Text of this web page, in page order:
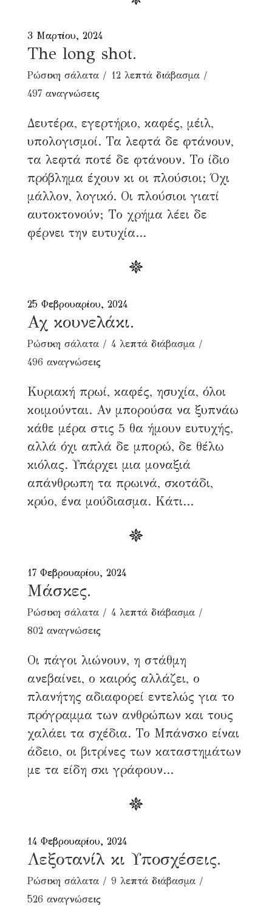
3 Μαρτίου, 2024
The long shot.
Ρώσικη σάλατα
12 λεπτά διάβασμα
497 αναγνώσεις
Δευτέρα, εγερτήριο, καφές, μέιλ,
υπολογισμοί. Τα λεφτά δε φτάνουν,
τα λεφτά ποτέ δε φτάνουν. Το ίδιο
πρόβλημα έχουν κι οι πλούσιοι; Όχι
μάλλον, λογικό. Οι πλούσιοι γιατί
αυτοκτονούν; Το χρήμα λέει δε
φέρνει την ευτυχία...
25 Φεβρουαρίου, 2024
Αχ κουνελάκι.
Ρώσικη σάλατα
4 λεπτά διάβασμα
496 αναγνώσεις
Κυριακή πρωί, καφές, ησυχία, όλοι
κοιμούνται. Αν μπορούσα να ξυπνάω
κάθε μέρα στις 5 θα ήμουν ευτυχής,
αλλά όχι απλά δε μπορώ, δε θέλω
κιόλας. Υπάρχει μια μοναξιά
απάνθρωπη τα πρωινά, σκοτάδι,
κρύο, ένα μούδιασμα. Κάτι...
17 Φεβρουαρίου, 2024
Μάσκες.
Ρώσικη σάλατα
4 λεπτά διάβασμα
802 αναγνώσεις
Οι πάγοι λιώνουν, η στάθμη
ανεβαίνει, ο καιρός αλλάζει, ο
πλανήτης αδιαφορεί εντελώς για το
πρόγραμμα των ανθρώπων και τους
χαλάει τα σχέδια. Το Μπάνσκο είναι
άδειο, οι βιτρίνες των καταστημάτων
με τα είδη σκι γράφουν...
14 Φεβρουαρίου, 2024
Λεξοτανίλ κι Υποσχέσεις.
Ρώσικη σάλατα
9 λεπτά διάβασμα
526 αναγνώσεις